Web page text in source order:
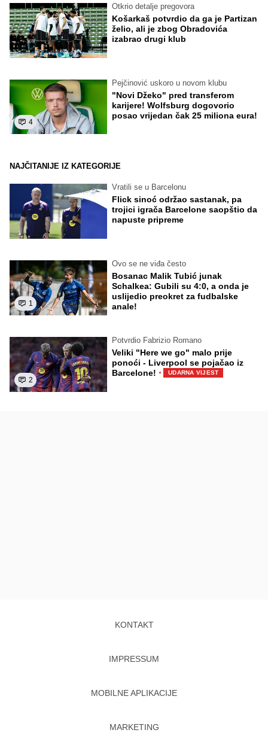
Otkrio detalje pregovora
Košarkaš potvrdio da ga je Partizan
želio, ali je zbog Obradovića
izabrao drugi klub
4
Pejčinović uskoro u novom klubu
"Novi Džeko" pred transferom
karijere! Wolfsburg dogovorio
posao vrijedan čak 25 miliona eura!
NAJČITANIJE IZ KATEGORIJE
Vratili se u Barcelonu
Flick sinoć održao sastanak, pa
trojici igrača Barcelone saopštio da
napuste pripreme
1
Ovo se ne viđa često
Bosanac Malik Tubić junak
Schalkea: Gubili su 4:0, a onda je
uslijedio preokret za fudbalske
anale!
2
Potvrdio Fabrizio Romano
Veliki "Here we go" malo prije
ponoći - Liverpool se pojačao iz
Barcelone! · UDARNA VIJEST
KONTAKT
IMPRESSUM
MOBILNE APLIKACIJE
MARKETING